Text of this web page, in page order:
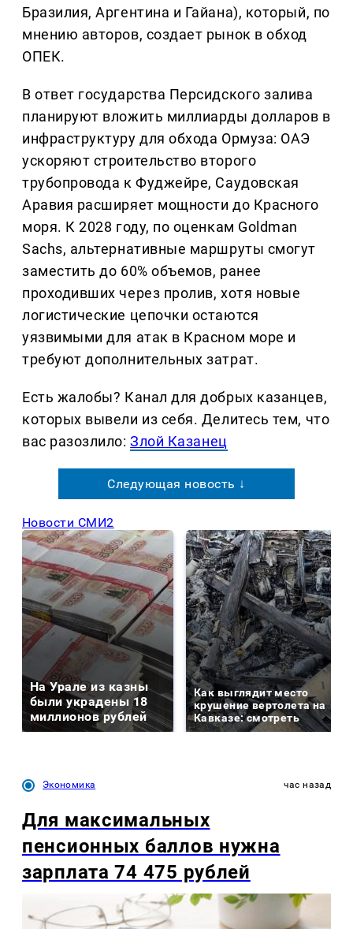
Бразилия, Аргентина и Гайана), который, по
мнению авторов, создает рынок в обход
ОПЕК.
В ответ государства Персидского залива
планируют вложить миллиарды долларов в
инфраструктуру для обхода Ормуза: ОАЭ
ускоряют строительство второго
трубопровода к Фуджейре, Саудовская
Аравия расширяет мощности до Красного
моря. К 2028 году, по оценкам Goldman
Sachs, альтернативные маршруты смогут
заместить до 60% объемов, ранее
проходивших через пролив, хотя новые
логистические цепочки остаются
уязвимыми для атак в Красном море и
требуют дополнительных затрат.
Есть жалобы? Канал для добрых казанцев,
которых вывели из себя. Делитеcь тем, что
вас разозлило:Злой Казанец
Следующая новость ↓
Новости СМИ2
На Урале из казны
были украдены 18
миллионов рублей
Как выглядит место
крушение вертолета на
Кавказе: смотреть
Экономика час назад
Для максимальных
пенсионных баллов нужна
зарплата 74 475 рублей